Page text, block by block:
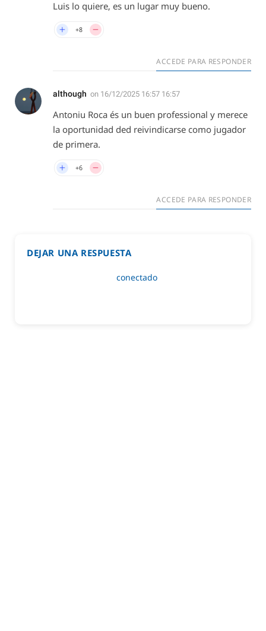
Luis lo quiere, es un lugar muy bueno.
+8
ACCEDE PARA RESPONDER
although on 16/12/2025 16:57 16:57
Antoniu Roca és un buen professional y merece
la oportunidad ded reivindicarse como jugador
de primera.
+6
ACCEDE PARA RESPONDER
DEJAR UNA RESPUESTA
conectado